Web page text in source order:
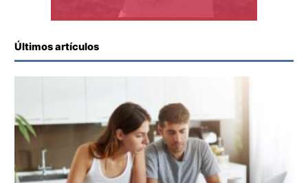
Últimos artículos